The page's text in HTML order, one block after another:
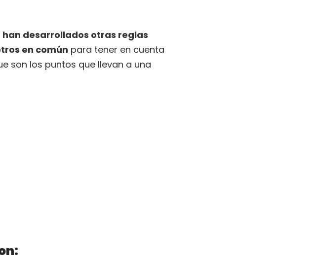
han desarrollados otras reglas
en común para tener en cuenta
son los puntos que llevan a una